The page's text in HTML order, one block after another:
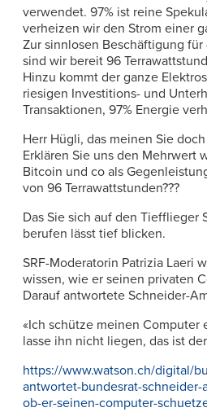
verwendet. 97% ist reine
verheizen wir den Strom einer
Zur sinnlosen Beschäftigung
sind wir bereit 96
Hinzu kommt der ganze
riesigen Investitions- und
Transaktionen, 97% Energie
Herr Hügli, das meinen Sie
Erklären Sie uns den Mehrwert
Bitcoin und co als
von 96 Terrawattstunden???
Das Sie sich auf den Tiefflieger
berufen lässt tief blicken.
SRF-Moderatorin Patrizia Laeri
wissen, wie er seinen privaten
Darauf antwortete Schneider-
«Ich schütze meinen Computer
lasse ihn nicht liegen, das ist
https://www.watson.ch/digital/
antwortet-bundesrat-schneider-
ob-er-seinen-computer-